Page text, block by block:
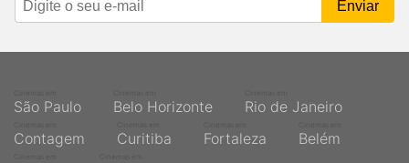
São Paulo Belo Horizonte Rio de Janeiro
Contagem Curitiba Fortaleza Belém